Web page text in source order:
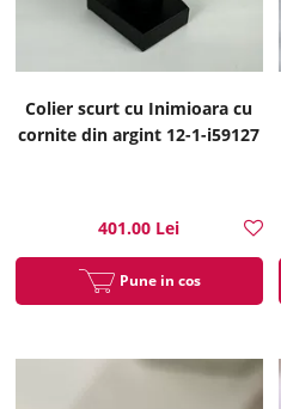
Colier scurt cu Inimioara cu
cornite din argint 12-1-i59127
401.00 Lei
Pune in cos